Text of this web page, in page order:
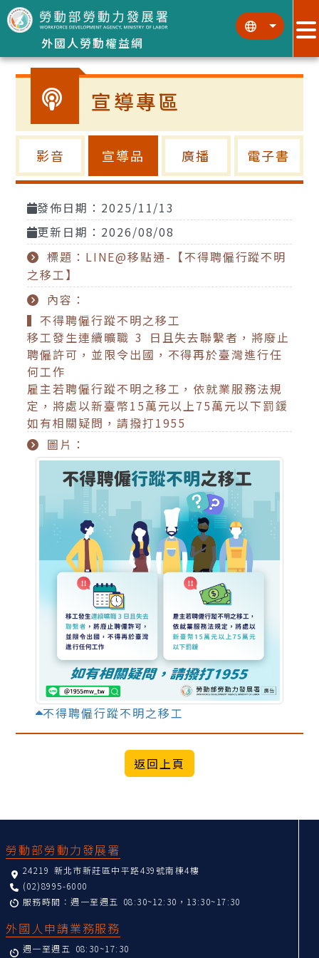
跳到主要內容區塊
外國人勞動權益網
::: :::
宣導專區
影音 宣導品 廣播 電子書
發佈日期：2025/11/13
更新日期：2026/08/08
標題：LINE@移點通-【不得聘僱行蹤不明
之移工】
內容：
▍不得聘僱行蹤不明之移工
移工發生連續曠職 3 日且失去聯繫者，將廢止
聘僱許可，並限令出國，不得再於臺灣進行任
何工作
雇主若聘僱行蹤不明之移工，依就業服務法規
定，將處以新臺幣15萬元以上75萬元以下罰鍰
如有相關疑問，請撥打1955
圖片：
不得聘僱行蹤不明之移工
勞動部勞動力發展署
24219 新北市新莊區中平路439號南棟4樓
(02)8995-6000
服務時間：週一至週五 08:30~12:30，13:30~17:30
外國人申請業務服務
週一至週五 08:30~17:30